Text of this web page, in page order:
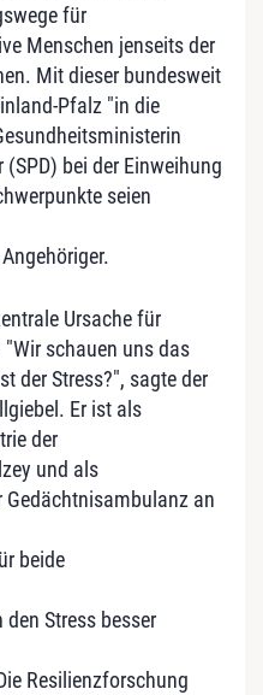
für
Menschen jenseits der
Mit dieser bundesweit
Pfalz "in die
bei der Einweihung
seien
Ursache für
schauen uns das
der Stress?", sagte der
Er ist als
der
und als
an
beide
Stress besser
Resilienzforschung